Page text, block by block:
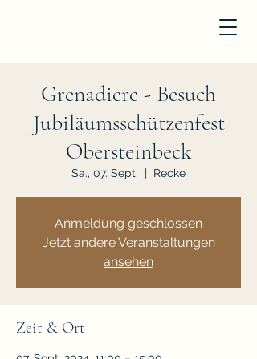
Grenadiere - Besuch
Jubiläumsschützenfest
Obersteinbeck
Sa., 07. Sept.
  |
Recke
Anmeldung geschlossen
Jetzt andere Veranstaltungen
ansehen
Zeit & Ort